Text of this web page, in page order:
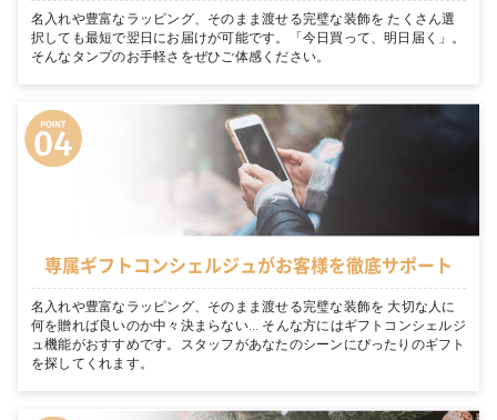
名入れや豊富なラッピング、そのまま渡せる完璧な装飾を たくさん選
択しても最短で翌日にお届けが可能です。「今日買って、明日届く」。
そんなタンプのお手軽さをぜひご体感ください。
専属ギフトコンシェルジュがお客様を徹底サポート
名入れや豊富なラッピング、そのまま渡せる完璧な装飾を 大切な人に
何を贈れば良いのか中々決まらない… そんな方にはギフトコンシェルジ
ュ機能がおすすめです。スタッフがあなたのシーンにぴったりのギフト
を探してくれます。